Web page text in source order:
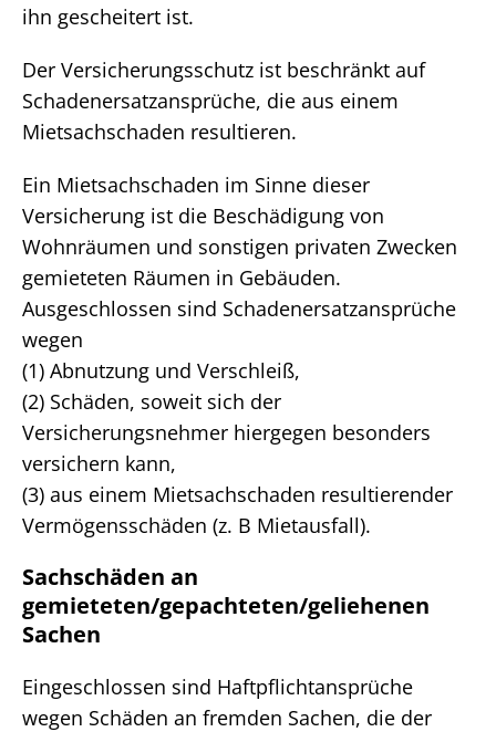
ihn gescheitert ist.
Der Versicherungsschutz ist beschränkt auf
Schadenersatzansprüche, die aus einem
Mietsachschaden resultieren.
Ein Mietsachschaden im Sinne dieser
Versicherung ist die Beschädigung von
Wohnräumen und sonstigen privaten Zwecken
gemieteten Räumen in Gebäuden.
Ausgeschlossen sind Schadenersatzansprüche
wegen
(1) Abnutzung und Verschleiß,
(2) Schäden, soweit sich der
Versicherungsnehmer hiergegen besonders
versichern kann,
(3) aus einem Mietsachschaden resultierender
Vermögensschäden (z. B Mietausfall).
Sachschäden an
gemieteten/gepachteten/geliehenen
Sachen
Eingeschlossen sind Haftpflichtansprüche
wegen Schäden an fremden Sachen, die der